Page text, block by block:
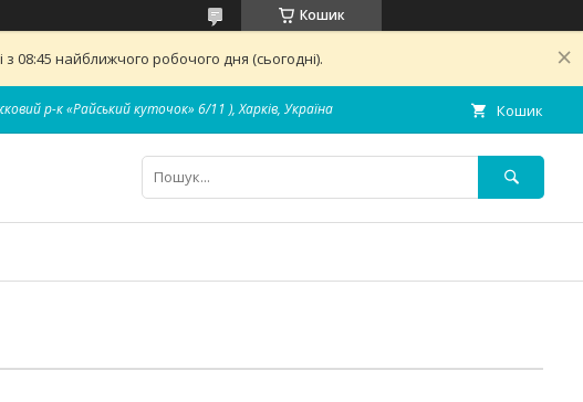
Кошик
08:45 найближчого робочого дня (сьогодні).
р-к «Райський куточок» 6/11 ), Харків, Україна Кошик